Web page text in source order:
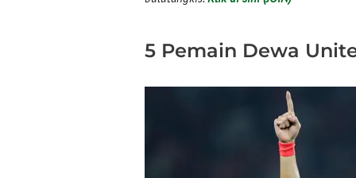
5 Pemain Dewa